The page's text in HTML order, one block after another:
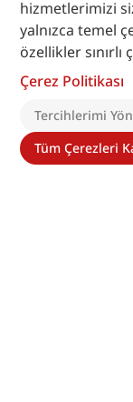
hizmetlerimizi
yalnızca temel
özellikler sınırlı
Çerez Politikası
Tercihlerimi
Tüm Çerezleri